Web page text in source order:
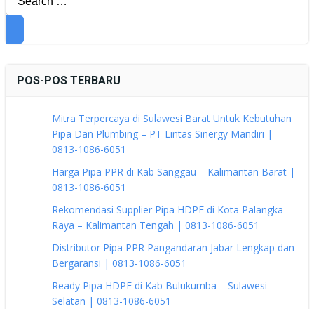
POS-POS TERBARU
Mitra Terpercaya di Sulawesi Barat Untuk Kebutuhan
Pipa Dan Plumbing – PT Lintas Sinergy Mandiri |
0813-1086-6051
Harga Pipa PPR di Kab Sanggau – Kalimantan Barat |
0813-1086-6051
Rekomendasi Supplier Pipa HDPE di Kota Palangka
Raya – Kalimantan Tengah | 0813-1086-6051
Distributor Pipa PPR Pangandaran Jabar Lengkap dan
Bergaransi | 0813-1086-6051
Ready Pipa HDPE di Kab Bulukumba – Sulawesi
Selatan | 0813-1086-6051